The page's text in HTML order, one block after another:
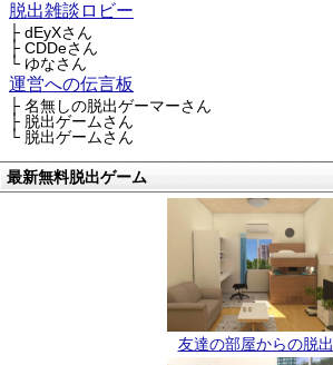
脱出雑談ロビー
├ dEyXさん
├ CDDeさん
└ ゆなさん
運営への伝言板
├ 名無しの脱出ゲーマーさん
├ 脱出ゲームさん
└ 脱出ゲームさん
最新無料脱出ゲーム
友達の部屋からの脱出